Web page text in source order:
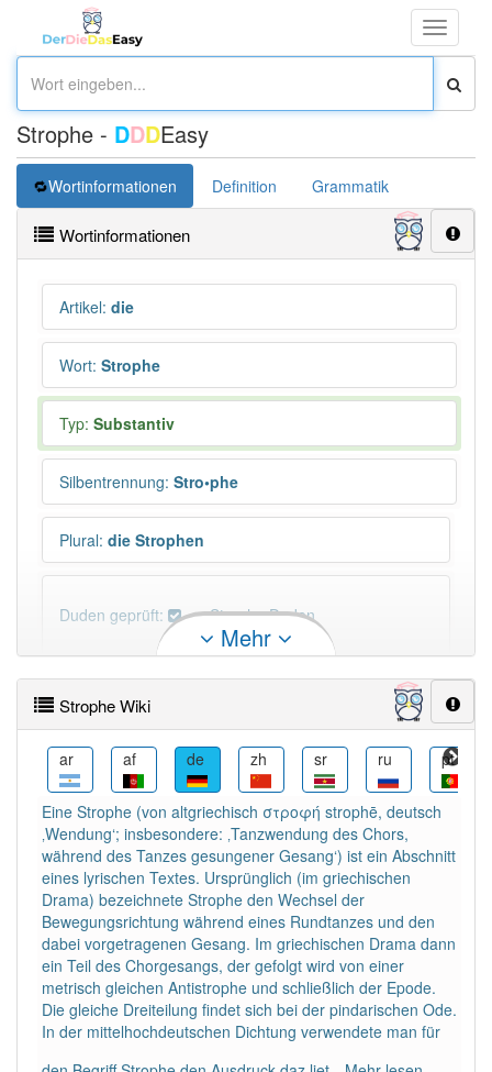
Toggle
Strophe - DDDEasy
Wortinformationen Definition Grammatik
Wortinformationen
Artikel: die
Wort: Strophe
Typ: Substantiv
Silbentrennung: Stro•phe
Plural: die Strophen
Duden geprüft: Strophe Duden
PowerIndex:261
Häufigkeit: 4 von 10
Wörter mit Endung-strophe: 26
Wörter mit Endung-stropheaber mit einem anderen
Artikeldie: 0
92% unserer Spielapp-Nutzer haben den Artikel
korrekt erraten.
Mehr
Strophe Wiki
ar af de zh sr ru pt
Eine Strophe (von altgriechisch στροφή strophē, deutsch
‚Wendung‘; insbesondere: ‚Tanzwendung des Chors,
während des Tanzes gesungener Gesang‘) ist ein Abschnitt
eines lyrischen Textes. Ursprünglich (im griechischen
Drama) bezeichnete Strophe den Wechsel der
Bewegungsrichtung während eines Rundtanzes und den
dabei vorgetragenen Gesang. Im griechischen Drama dann
ein Teil des Chorgesangs, der gefolgt wird von einer
metrisch gleichen Antistrophe und schließlich der Epode.
Die gleiche Dreiteilung findet sich bei der pindarischen Ode.
In der mittelhochdeutschen Dichtung verwendete man für